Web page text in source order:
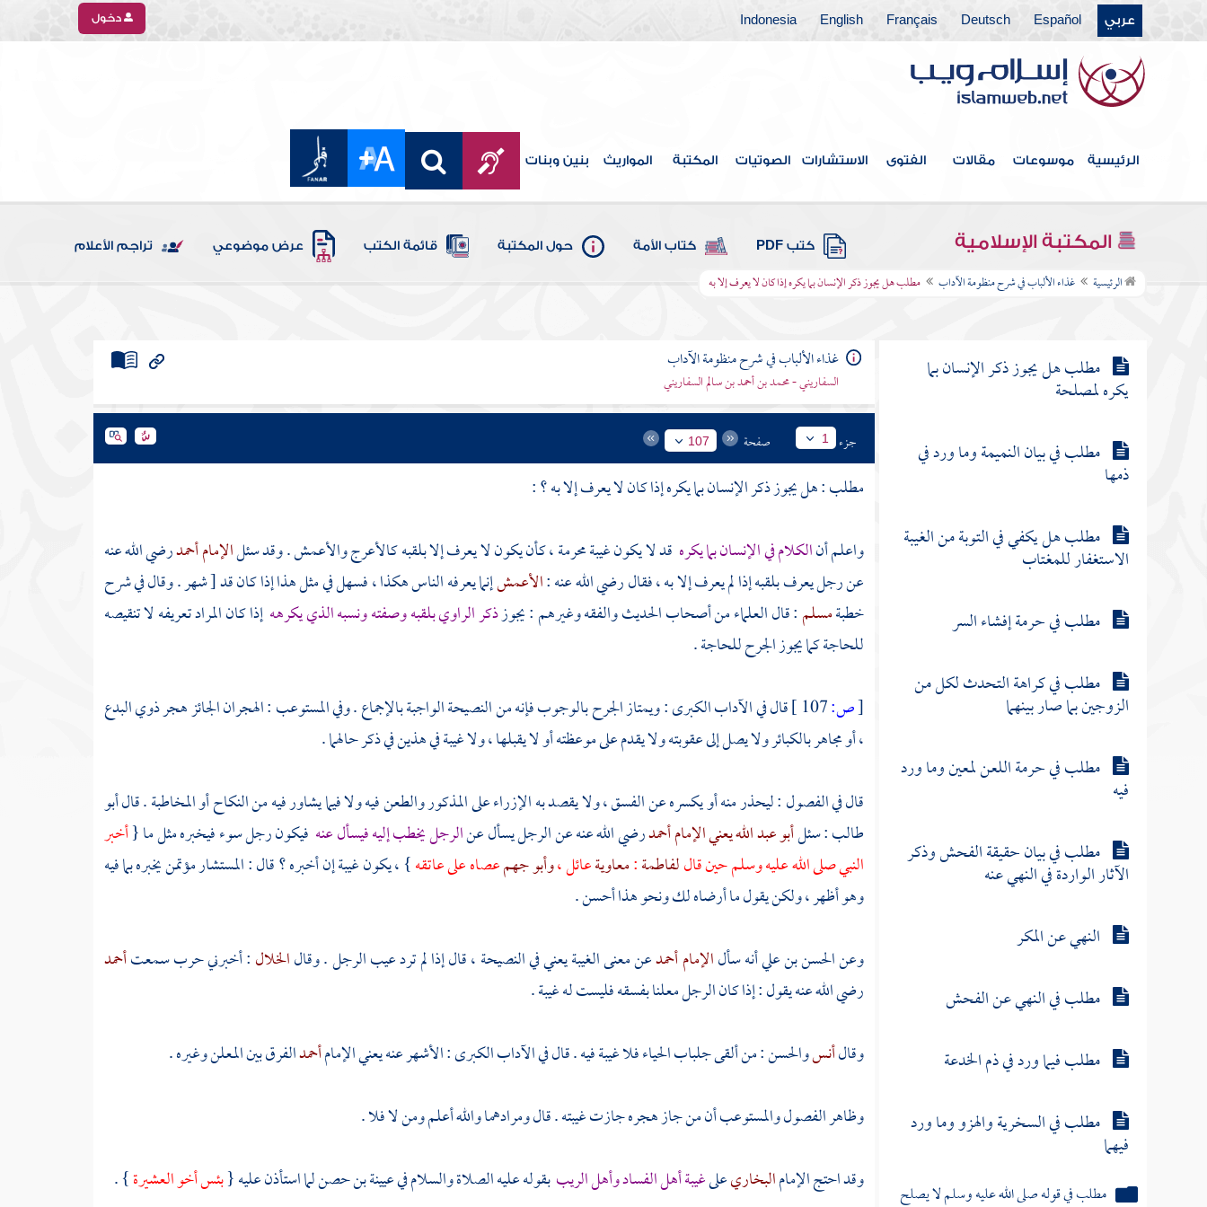
عربي Español
Deutsch
Français
English
Indonesia دخول
الرئيسية موسوعات مقالات الفتوى الاستشارات الصوتيات المكتبة المواريث بنين وبنات
المكتبة الإسلامية كتب PDF كتاب الأمة حول المكتبة قائمة الكتب عرض موضوعي تراجم الأعلام
الرئيسية غذاء الألباب في شرح منظومة الآداب مطلب هل يجوز ذكر الإنسان بما يكره إذا كان لا يعرف إلا به
مطلب في نكات لطيفة وأخبار ظريفة
مطلب ينقسم النظر إلى أقسام
مطلب في ذم الغيبة
مطلب هل يجوز ذكر الإنسان بما
مطلب هل يجوز ذكر الإنسان بما
يكره لمصلحة
مطلب في بيان النميمة وما ورد في
ذمها
مطلب هل يكفي في التوبة من الغيبة
الاستغفار للمغتاب
مطلب في حرمة إفشاء السر
مطلب في كراهة التحدث لكل من
الزوجين بما صار بينهما
مطلب في حرمة اللعن لمعين وما ورد
فيه
مطلب في بيان حقيقة الفحش وذكر
الآثار الواردة في النهي عنه
النهي عن المكر
مطلب في النهي عن الفحش
مطلب فيما ورد في ذم الخدعة
مطلب في السخرية والهزو وما ورد
فيهما
مطلب في قوله صلى الله عليه وسلم لا يصلح
غذاء الألباب في شرح منظومة الآداب
السفاريني - محمد بن أحمد بن سالم السفاريني
جزء 1 صفحة 107
مطلب : هل يجوز ذكر الإنسان بما يكره إذا كان لا يعرف إلا به ؟ :
واعلم أنالكلام في الإنسان بما يكره قد لا يكون غيبة محرمة ، كأن يكون لا يعرف إلا بلقبه كالأعرج والأعمش . وقد سئلالإمام أحمدرضي الله عنه
عن رجل يعرف بلقبه إذا لم يعرف إلا به ، فقال رضي الله عنه :الأعمشإنما يعرفه الناس هكذا ، فسهل في مثل هذا إذا كان قد [ شهر . وقال في شرح
خطبةمسلم: قال العلماء من أصحاب الحديث والفقه وغيرهم : يجوزذكر الراوي بلقبه وصفته ونسبه الذي يكرهه إذا كان المراد تعريفه لا تنقيصه
للحاجة كما يجوز الجرح للحاجة .
[ص:
قال في الآداب الكبرى : ويمتاز الجرح بالوجوب فإنه من النصيحة الواجبة بالإجماع . وفي المستوعب : الهجران الجائز هجر ذوي البدع
، أو مجاهر بالكبائر ولا يصل إلى عقوبته ولا يقدم على موعظته أو لا يقبلها ، ولا غيبة في هذين في ذكر حالهما .
قال في الفصول : ليحذر منه أو يكسره عن الفسق ، ولا يقصد به الإزراء على المذكور والطعن فيه ولا فيما يشاور فيه من النكاح أو المخاطبة . قالأبو
طالب: سئلأبو عبد الله يعني الإمام أحمدرضي الله عنه عن الرجل يسأل عنالرجل يخطب إليه فيسأل عنه فيكون رجل سوء فيخبره مثل ما {أخبر
النبي صلى الله عليه وسلم حين قاللفاطمة:معاويةعائل ،وأبو جهمعصاه على عاتقه} ، يكون غيبة إن أخبره ؟ قال : المستشار مؤتمن يخبره بما فيه
وهو أظهر ، ولكن يقول ما أرضاه لك ونحو هذا أحسن .
وعنالحسن بن عليأنه سألالإمام أحمدعن معنى الغيبة يعني في النصيحة ، قال إذا لم ترد عيب الرجل . وقالالخلال: أخبرنيحربسمعتأحمد
رضي الله عنه يقول : إذا كان الرجل معلنا بفسقه فليست له غيبة .
وقالأنسوالحسن: من ألقى جلباب الحياء فلا غيبة فيه . قال في الآداب الكبرى : الأشهر عنه يعني الإمامأحمدالفرق بين المعلن وغيره .
وظاهر الفصول والمستوعب أن من جاز هجره جازت غيبته . قال ومرادهما والله أعلم ومن لا فلا .
وقد احتج الإمامالبخاريعلىغيبة أهل الفساد وأهل الريببقوله عليه الصلاة والسلام فيعيينة بن حصنلما استأذن عليه {بئس أخو العشيرة} .